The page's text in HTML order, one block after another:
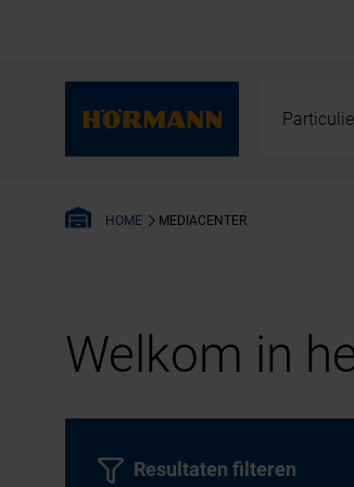
HOME MEDIACENTER
Welkom in
Resultaten filteren